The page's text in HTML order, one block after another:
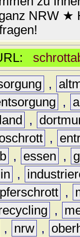
NRW ★
,
,
,
,
, essen ,
in ,
,
,
, nrw ,